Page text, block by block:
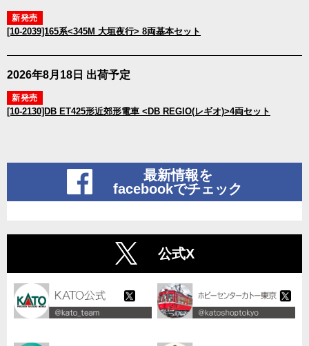
新発売
[10-2039]165系<345M 大垣夜行> 8両基本セット
2026年8月18日 出荷予定
新発売
[10-2130]DB ET425形近郊形電車 <DB REGIO(レギオ)>4両セット
最新情報を
facebookでチェック
公式X